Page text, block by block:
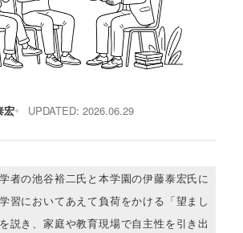
宏 UPDATED: 2026.06.29
者の池谷裕二氏と本学園の伊藤泰宏氏に
習においてあえて負荷をかける「望まし
説き、家庭や教育現場で自主性を引き出